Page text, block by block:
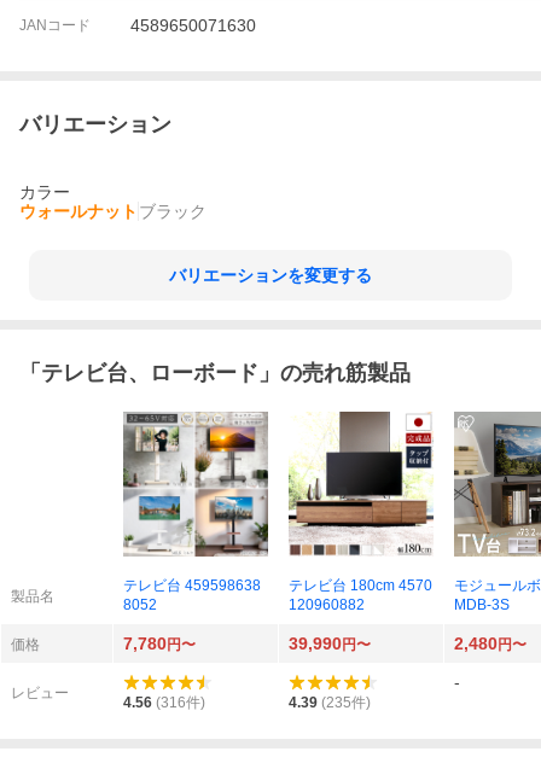
JANコード 4589650071630
バリエーション
カラー
ウォールナット ブラック
バリエーションを変更する
「 テレビ台、ローボード 」の売れ筋製品
製品名
テレビ台 459598638
8052
テレビ台 180cm 4570
120960882
モジュール
MDB-3S
価格 7,780円〜 39,990円〜 2,480円〜
レビュー
4.56 (316件) 4.39 (235件)
-